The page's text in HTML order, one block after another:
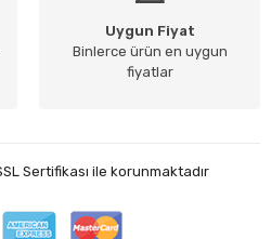
Uygun Fiyat
Binlerce ürün en uygun
fiyatlar
Sertifikası ile korunmaktadır